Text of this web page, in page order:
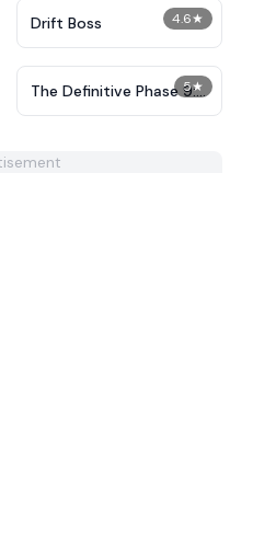
4.6★
Drift Boss
5★
The Definitive Phase 9:
Demolition